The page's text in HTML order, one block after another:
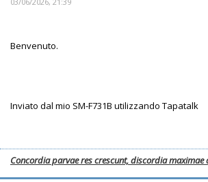
Benvenuto.
Inviato dal mio SM-F731B utilizzando Tapatalk
Concordia parvae res crescunt, discordia